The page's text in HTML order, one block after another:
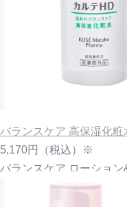
バランスケア 高保湿化
5,170円
（税込）※
バランスケア ローショ